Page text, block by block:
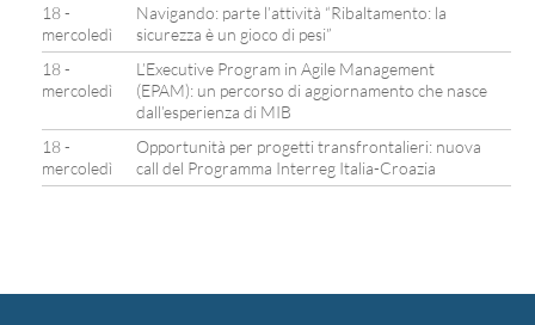
18 -
mercoledì
Navigando: parte l’attività “Ribaltamento: la
sicurezza è un gioco di pesi”
18 -
mercoledì
L’Executive Program in Agile Management
(EPAM): un percorso di aggiornamento che nasce
dall’esperienza di MIB
18 -
mercoledì
Opportunità per progetti transfrontalieri: nuova
call del Programma Interreg Italia-Croazia